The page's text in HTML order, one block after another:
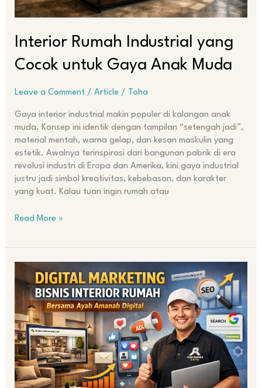
Interior Rumah Industrial yang
Cocok untuk Gaya Anak Muda
Leave a Comment / Article/ Toha
Gaya interior industrial makin populer di kalangan anak
muda. Konsep ini identik dengan tampilan “setengah jadi”,
material mentah, warna gelap, dan kesan maskulin yang
estetik. Awalnya terinspirasi dari bangunan pabrik di era
revolusi industri di Eropa dan Amerika, kini gaya industrial
justru jadi simbol kreativitas, kebebasan, dan karakter
yang kuat. Kalau tuan ingin rumah atau
Read More »
Strategi
Digital
Marketing
Terintegrasi
yang
Mendorong
Lonjakan
Bisnis
Interior
Rumah